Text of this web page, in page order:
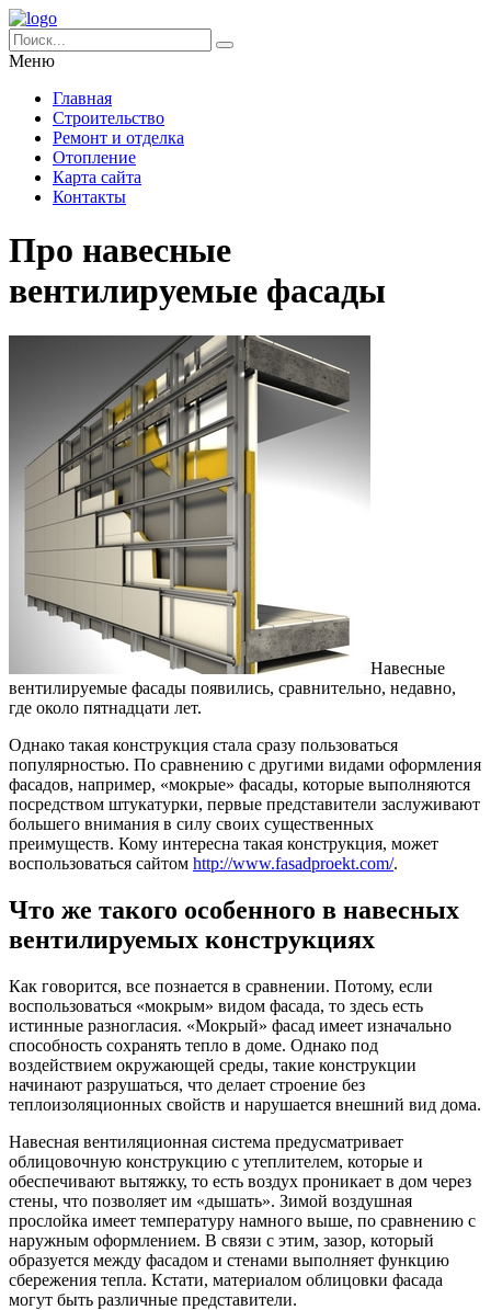
Меню
Главная
Строительство
Ремонт и отделка
Отопление
Карта сайта
Контакты
Про навесные
вентилируемые фасады
Навесные
вентилируемые фасады появились, сравнительно, недавно,
где около пятнадцати лет.
Однако такая конструкция стала сразу пользоваться
популярностью. По сравнению с другими видами оформления
фасадов, например, «мокрые» фасады, которые выполняются
посредством штукатурки, первые представители заслуживают
большего внимания в силу своих существенных
преимуществ. Кому интересна такая конструкция, может
воспользоваться сайтом http://www.fasadproekt.com/.
Что же такого особенного в навесных
вентилируемых конструкциях
Как говорится, все познается в сравнении. Потому, если
воспользоваться «мокрым» видом фасада, то здесь есть
истинные разногласия. «Мокрый» фасад имеет изначально
способность сохранять тепло в доме. Однако под
воздействием окружающей среды, такие конструкции
начинают разрушаться, что делает строение без
теплоизоляционных свойств и нарушается внешний вид дома.
Навесная вентиляционная система предусматривает
облицовочную конструкцию с утеплителем, которые и
обеспечивают вытяжку, то есть воздух проникает в дом через
стены, что позволяет им «дышать». Зимой воздушная
прослойка имеет температуру намного выше, по сравнению с
наружным оформлением. В связи с этим, зазор, который
образуется между фасадом и стенами выполняет функцию
сбережения тепла. Кстати, материалом облицовки фасада
могут быть различные представители.